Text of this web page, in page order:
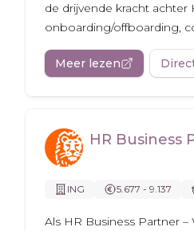
de drijvende kracht achter
onboarding/offboarding,
Meer lezen
HR Business
ING 5.677 - 9.137
Als HR Business Partner